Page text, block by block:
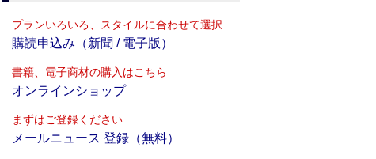
プランいろいろ、スタイルに合わせて選択
購読申込み（新聞 / 電子版）
書籍、電子商材の購入はこちら
オンラインショップ
まずはご登録ください
メールニュース 登録（無料）